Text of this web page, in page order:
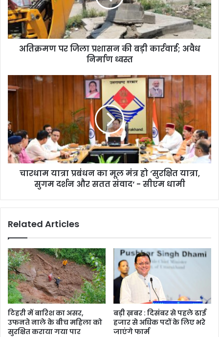
बड़ी
कार्रवाई;
अवैध
निर्माण
अतिक्रमण पर जिला प्रशासन की बड़ी कार्रवाई; अवैध
निर्माण ध्वस्त
यात्रा
मूल
मंत्र
हो
‘सुरक्षित
यात्रा,
-
चारधाम यात्रा प्रबंधन का मूल मंत्र हो ‘सुरक्षित यात्रा,
सुगम दर्शन और सतत संवाद‘ - सीएम धामी
Related Articles
टिहरी में बारिश का असर,
उफनते नाले के बीच महिला को
सुरक्षित कराया गया पार
बड़ी ख़बर : दिसंबर से पहले ढाई
हजार से अधिक पदों के लिए भरे
जाएंगे फार्म